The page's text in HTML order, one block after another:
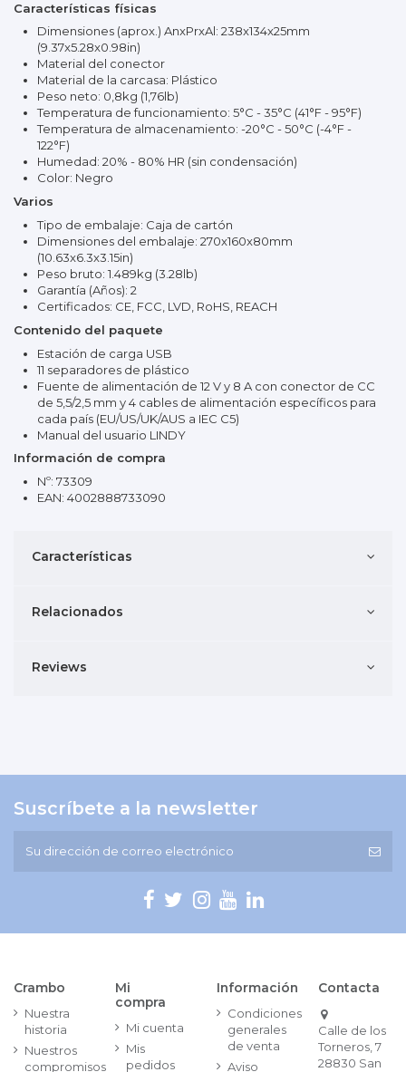
Características físicas
Dimensiones (aprox.) AnxPrxAl: 238x134x25mm
(9.37x5.28x0.98in)
Material del conector
Material de la carcasa: Plástico
Peso neto: 0,8kg (1,76lb)
Temperatura de funcionamiento: 5°C - 35°C (41°F - 95°F)
Temperatura de almacenamiento: -20°C - 50°C (-4°F -
122°F)
Humedad: 20% - 80% HR (sin condensación)
Color: Negro
Varios
Tipo de embalaje: Caja de cartón
Dimensiones del embalaje: 270x160x80mm
(10.63x6.3x3.15in)
Peso bruto: 1.489kg (3.28lb)
Garantía (Años): 2
Certificados: CE, FCC, LVD, RoHS, REACH
Contenido del paquete
Estación de carga USB
11 separadores de plástico
Fuente de alimentación de 12 V y 8 A con conector de CC
de 5,5/2,5 mm y 4 cables de alimentación específicos para
cada país (EU/US/UK/AUS a IEC C5)
Manual del usuario LINDY
Información de compra
Nº: 73309
EAN: 4002888733090
Características
Relacionados
Reviews
Suscríbete a la newsletter
Crambo
Nuestra
historia
Nuestros
compromisos
Mi
compra
Mi cuenta
Mis
pedidos
Información
Condiciones
generales
de venta
Aviso
Contacta
Calle de los
Torneros, 7
28830 San